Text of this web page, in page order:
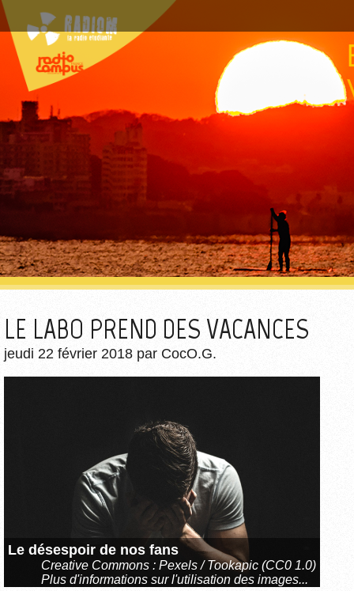
LE LABO PREND DES VACANCES
jeudi 22 février 2018 par CocO.G.
Le désespoir de nos fans
Creative Commons : Pexels / Tookapic (CC0 1.0)
Plus d'informations sur l'utilisation des images...